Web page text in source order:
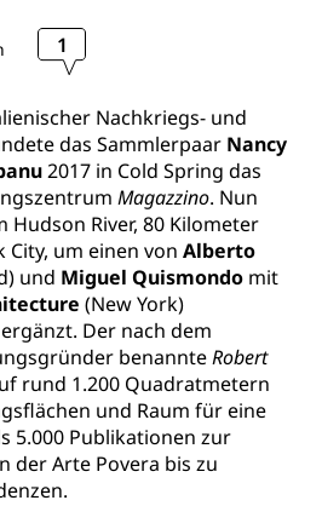
1
Nachkriegs- und
das Sammlerpaar Nancy
2017 in Cold Spring das
Magazzino. Nun
Hudson River, 80 Kilometer
City, um einen von Alberto
und Miguel Quismondo mit
(New York)
Der nach dem
benannteRobert
rund 1.200 Quadratmetern
und Raum für eine
5.000 Publikationen zur
der Arte Povera bis zu